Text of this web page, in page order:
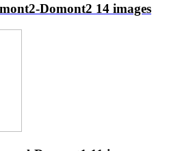
Domont2 14 images